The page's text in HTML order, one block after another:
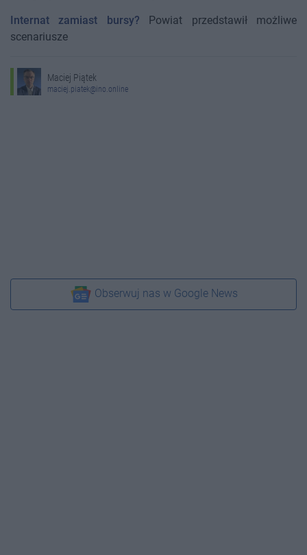
Internat zamiast bursy? Powiat przedstawił możliwe
scenariusze
Maciej Piątek
maciej.piatek@ino.online
Obserwuj nas w Google News